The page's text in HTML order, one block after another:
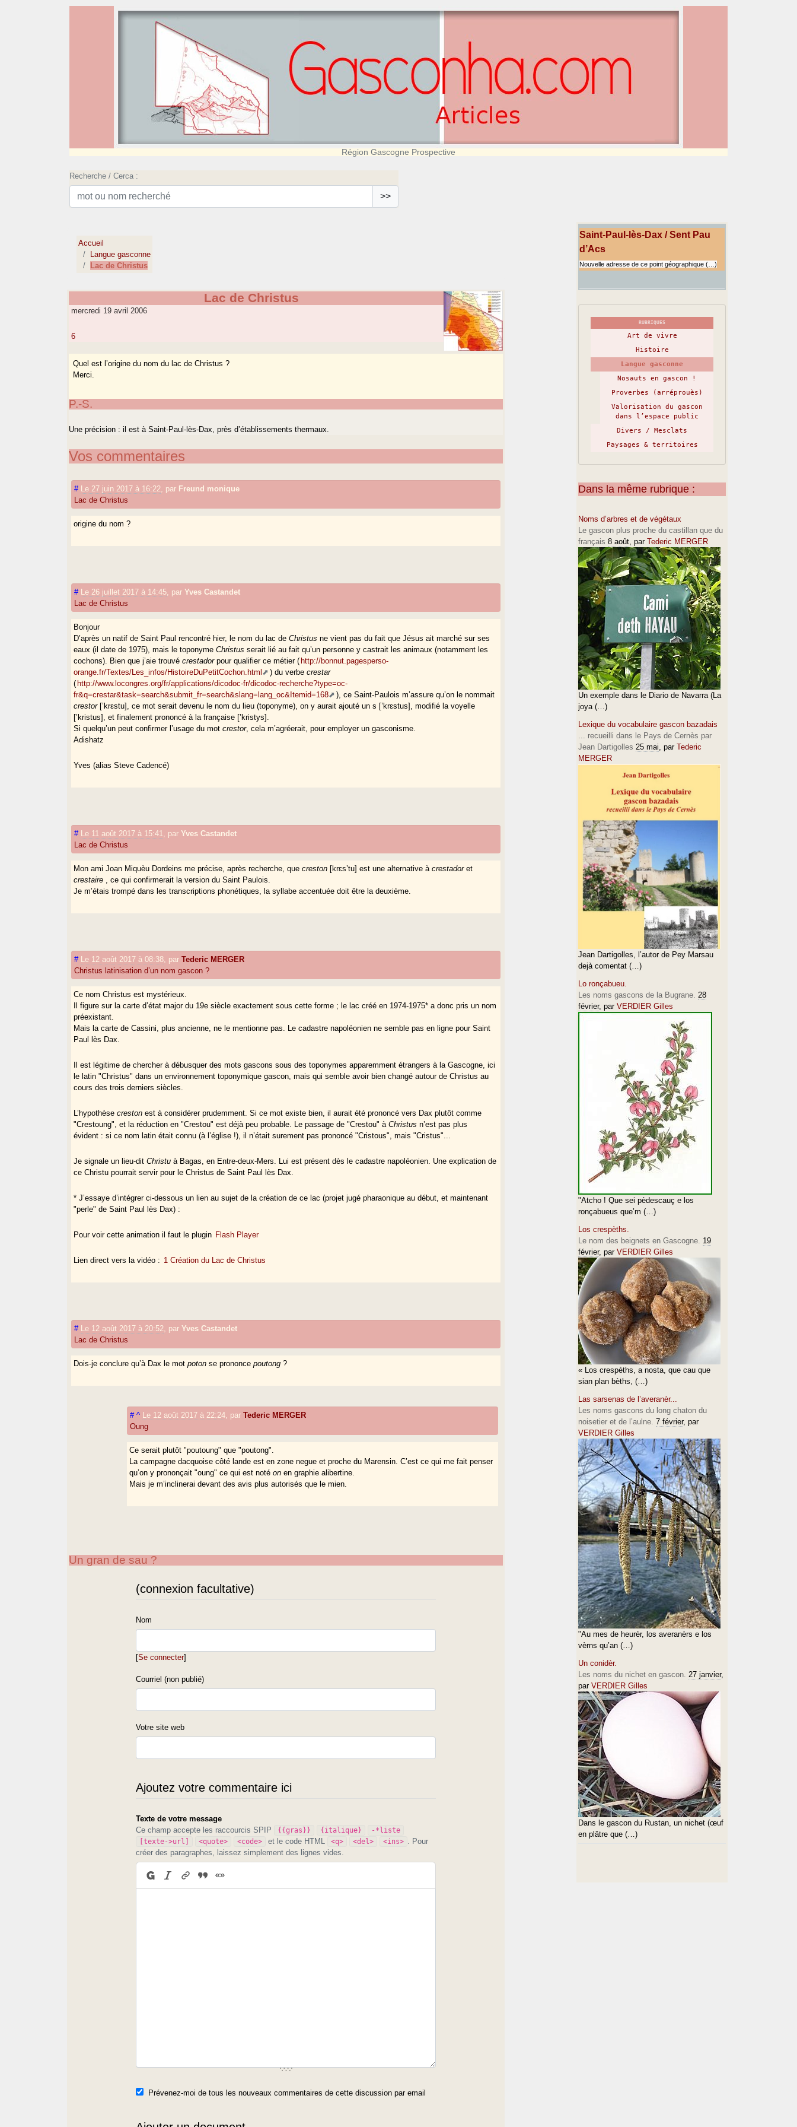
Région Gascogne Prospective
Recherche / Cerca :
>>
Accueil
Langue gasconne
Lac de Christus
Lac de Christus
mercredi 19 avril 2006
6
Quel est l’origine du nom du lac de Christus ?
Merci.
P.-S.
Une précision : il est à Saint-Paul-lès-Dax, près d’établissements thermaux.
Vos commentaires
# Le 27 juin 2017 à 16:22 par Freund monique
Lac de Christus
origine du nom ?
# Le 26 juillet 2017 à 14:45 parYves Castandet
Lac de Christus
Bonjour
D’après un natif de Saint Paul rencontré hier, le nom du lac deChristusne vient pas du fait que Jésus ait marché sur ses
eaux (il date de 1975), mais le toponymeChristusserait lié au fait qu’un personne y castrait les animaux (notamment les
cochons). Bien que j’aie trouvécrestadorpour qualifier ce métier (http://bonnut.pagesperso-
orange.fr/Textes/Les_infos/HistoireDuPetitCochon.html
) du verbecrestar
(http://www.locongres.org/fr/applications/dicodoc-fr/dicodoc-recherche?type=oc-
fr&q=crestar&task=search&submit_fr=search&slang=lang_oc&Itemid=168
), ce Saint-Paulois m’assure qu’on le nommait
crestor [’krɛstu], ce mot serait devenu le nom du lieu (toponyme), on y aurait ajouté un s [’krɛstus], modifié la voyelle
[’kristus], et finalement prononcé à la française [’kristys].
Si quelqu’un peut confirmer l’usage du motcrestor, cela m’agréerait, pour employer un gasconisme.
Adishatz
Yves (alias Steve Cadencé)
# Le 11 août 2017 à 15:41 parYves Castandet
Lac de Christus
Mon ami Joan Miquèu Dordeins me précise, après recherche, quecreston [krɛs’tu] est une alternative àcrestadoret
crestaire , ce qui confirmerait la version du Saint Paulois.
Je m’étais trompé dans les transcriptions phonétiques, la syllabe accentuée doit être la deuxième.
# Le 12 août 2017 à 08:38 parTederic MERGER
Christus latinisation d’un nom gascon ?
Ce nom Christus est mystérieux.
Il figure sur la carte d’état major du 19e siècle exactement sous cette forme ; le lac créé en 1974-1975* a donc pris un nom
préexistant.
Mais la carte de Cassini, plus ancienne, ne le mentionne pas. Le cadastre napoléonien ne semble pas en ligne pour Saint
Paul lès Dax.
Il est légitime de chercher à débusquer des mots gascons sous des toponymes apparemment étrangers à la Gascogne, ici
le latin "Christus" dans un environnement toponymique gascon, mais qui semble avoir bien changé autour de Christus au
cours des trois derniers siècles.
L’hypothèsecreston est à considérer prudemment. Si ce mot existe bien, il aurait été prononcé vers Dax plutôt comme
"Crestoung", et la réduction en "Crestou" est déjà peu probable. Le passage de "Crestou" àChristus n’est pas plus
évident : si ce nom latin était connu (à l’église !), il n’était surement pas prononcé "Cristous", mais "Cristus"...
Je signale un lieu-ditChristu à Bagas, en Entre-deux-Mers. Lui est présent dès le cadastre napoléonien. Une explication de
ce Christu pourrait servir pour le Christus de Saint Paul lès Dax.
* J’essaye d’intégrer ci-dessous un lien au sujet de la création de ce lac (projet jugé pharaonique au début, et maintenant
"perle" de Saint Paul lès Dax) :
Pour voir cette animation il faut le plugin Flash Player
Lien direct vers la vidéo : 1 Création du Lac de Christus
# Le 12 août 2017 à 20:52 parYves Castandet
Lac de Christus
Dois-je conclure qu’à Dax le motpotonse prononcepoutong ?
# ^ Le 12 août 2017 à 22:24 parTederic MERGER
Oung
Ce serait plutôt "poutoung" que "poutong".
La campagne dacquoise côté lande est en zone negue et proche du Marensin. C’est ce qui me fait penser
qu’on y prononçait "oung" ce qui est notéon en graphie alibertine.
Mais je m’inclinerai devant des avis plus autorisés que le mien.
Un gran de sau ?
(connexion facultative)
Nom
[Se connecter]
Courriel (non publié)
Votre site web
Ajoutez votre commentaire ici
Texte de votre message
Ce champ accepte les raccourcis SPIP
{{gras}} {italique}
-*liste
[texte->url]
<quote> <code> et le code HTML <q> <del> <ins>
. Pour
créer des paragraphes, laissez simplement des lignes vides.
Prévenez-moi de tous les nouveaux commentaires de cette discussion par email
Saint-Paul-lès-Dax / Sent Pau
d’Acs
Nouvelle adresse de ce point géographique (…)
RUBRIQUES
Art de vivre
Histoire
Langue gasconne
Nosauts en gascon !
Proverbes (arréprouès)
Valorisation du gascon
dans l’espace public
Divers / Mesclats
Paysages & territoires
Dans la même rubrique :
Noms d’arbres et de végétaux
Le gascon plus proche du castillan que du
français 8 août, par Tederic MERGER
Un exemple dans le Diario de Navarra (La
joya (…)
Lexique du vocabulaire gascon bazadais
... recueilli dans le Pays de Cernès par
Jean Dartigolles 25 mai, par Tederic
MERGER
Jean Dartigolles, l’autor de Pey Marsau
dejà comentat (…)
Lo ronçabueu.
Les noms gascons de la Bugrane. 28
février, par VERDIER Gilles
"Atcho ! Que sei pèdescauç e los
ronçabueus que’m (…)
Los crespèths.
Le nom des beignets en Gascogne. 19
février, par VERDIER Gilles
« Los crespèths, a nosta, que cau que
sian plan bèths, (…)
Las sarsenas de l’averanèr...
Les noms gascons du long chaton du
noisetier et de l’aulne. 7 février, par
VERDIER Gilles
"Au mes de heurèr, los averanèrs e los
vèrns qu’an (…)
Un conidèr.
Les noms du nichet en gascon. 27 janvier,
par VERDIER Gilles
Dans le gascon du Rustan, un nichet (œuf
en plâtre que (…)